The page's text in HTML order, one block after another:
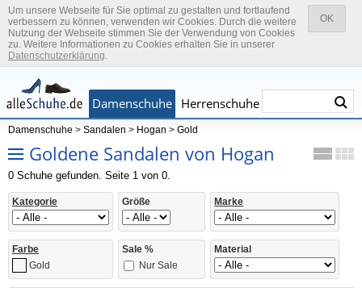
OK
Um unsere Webseite für Sie optimal zu gestalten und fortlaufend
verbessern zu können, verwenden wir Cookies. Durch die weitere
Nutzung der Webseite stimmen Sie der Verwendung von Cookies
zu. Weitere Informationen zu Cookies erhalten Sie in unserer
Datenschutzerklärung.
Damenschuhe Herrenschuhe
Kinderschuhe
Marken
Damenschuhe > Sandalen > Hogan > Gold
Goldene Sandalen von Hogan
0 Schuhe gefunden. Seite 1 von 0.
Kategorie Größe Marke
Farbe
Gold
Sale %
Nur Sale
Material